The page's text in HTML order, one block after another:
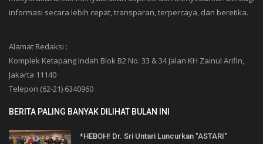
informasi secara lebih cepat, transparan, terpercaya, dan beretika.
Alamat Redaksi :
Komplek Ketapang Indah Blok B2 No. 33 & 34 Jalan KH Zainul Arifin,
Jakarta 11140
Telepon (62-21) 6340960
BERITA PALING BANYAK DILIHAT BULAN INI
*HEBOH! Dr. Sri Untari Luncurkan "ASTARI"